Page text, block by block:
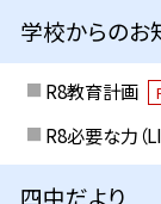
学校からのお
R8教育計画
R8必要な力（
四中だより